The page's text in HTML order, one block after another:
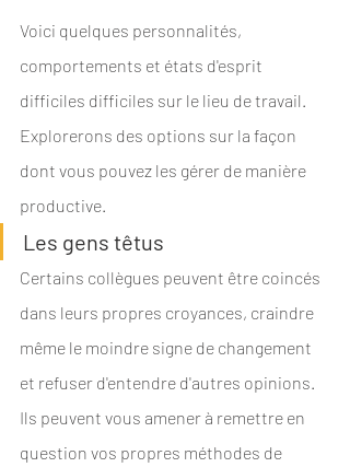
Voici quelques personnalités,
comportements et états d'esprit
difficiles difficiles sur le lieu de travail.
Explorerons des options sur la façon
dont vous pouvez les gérer de manière
productive.
Les gens têtus
Certains collègues peuvent être coincés
dans leurs propres croyances, craindre
même le moindre signe de changement
et refuser d'entendre d'autres opinions.
Ils peuvent vous amener à remettre en
question vos propres méthodes de